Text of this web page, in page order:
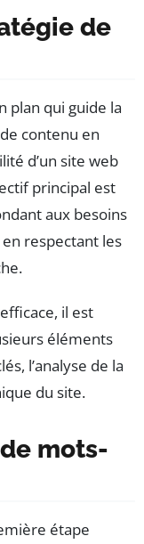
de
plan qui guide la
contenu en
d’un site web
principal est
aux besoins
respectant les
il est
éléments
l’analyse de la
du site.
mots-
étape